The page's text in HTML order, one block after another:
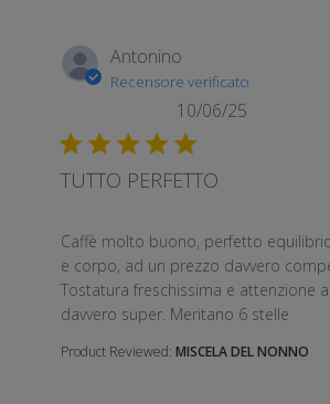
Antonino
Recensore verificato
TUTTO PERFETTO
Caffè molto buono, perfetto
e corpo, ad un prezzo davvero
Tostatura freschissima e attenzione
davvero super. Meritano 6 stelle
read more about review
Product Reviewed: MISCELA DEL NONNO
10/06/25